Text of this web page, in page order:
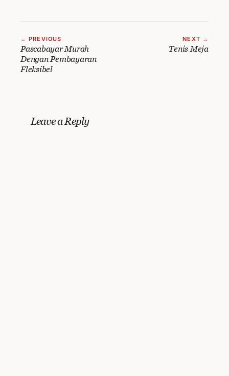
← PREVIOUS
Pascabayar Murah
Dengan Pembayaran
Fleksibel
NEXT →
Tenis Meja
Leave a Reply